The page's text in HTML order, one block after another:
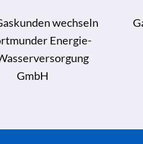
wechseln
Energie-
GmbH